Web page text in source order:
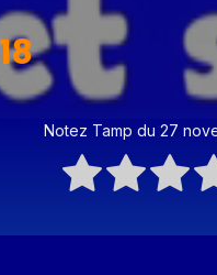
Notez Tamp du 27